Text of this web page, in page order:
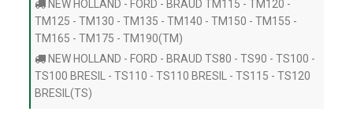
NEW HOLLAND - FORD - BRAUD TM115 - TM120 -
TM125 - TM130 - TM135 - TM140 - TM150 - TM155 -
TM165 - TM175 - TM190(TM)
NEW HOLLAND - FORD - BRAUD TS80 - TS90 - TS100 -
TS100 BRESIL - TS110 - TS110 BRESIL - TS115 - TS120
BRESIL(TS)